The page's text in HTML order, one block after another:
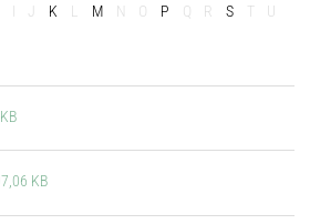
K L M N O P Q R S T
U
KB